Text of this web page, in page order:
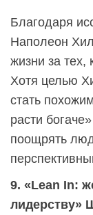
Благодаря
Наполеон
жизни за тех,
Хотя целью
стать
расти
поощрять
9. «Lean In:
лидерству»